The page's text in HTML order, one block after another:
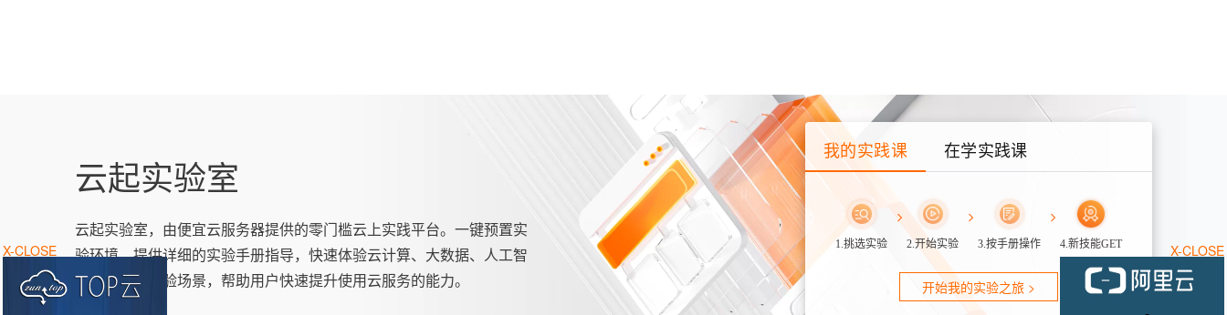
X-CLOSE
X-CLOSE
云起实验室
云起实验室，由便宜云服务器提供的零门槛云上实践平台。一键预置实
验环境，提供详细的实验手册指导，快速体验云计算、大数据、人工智
能等云服务实验场景，帮助用户快速提升使用云服务的能力。
我的实践课 在学实践课
1.挑选实验 2.开始实验 3.按手册操作 4.新技能GET
开始我的实验之旅 >